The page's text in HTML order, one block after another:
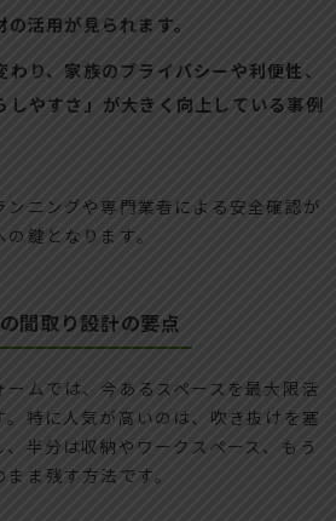
活用が見られます。
り、家族のプライバシーや利便性、
しやすさ」が大きく向上している事例
ンニングや専門業者による安全確認が
鍵となります。
間取り設計の要点
ムでは、今あるスペースを最大限活
特に人気が高いのは、吹き抜けを塞
半分は収納やワークスペース、もう
ま残す方法です。